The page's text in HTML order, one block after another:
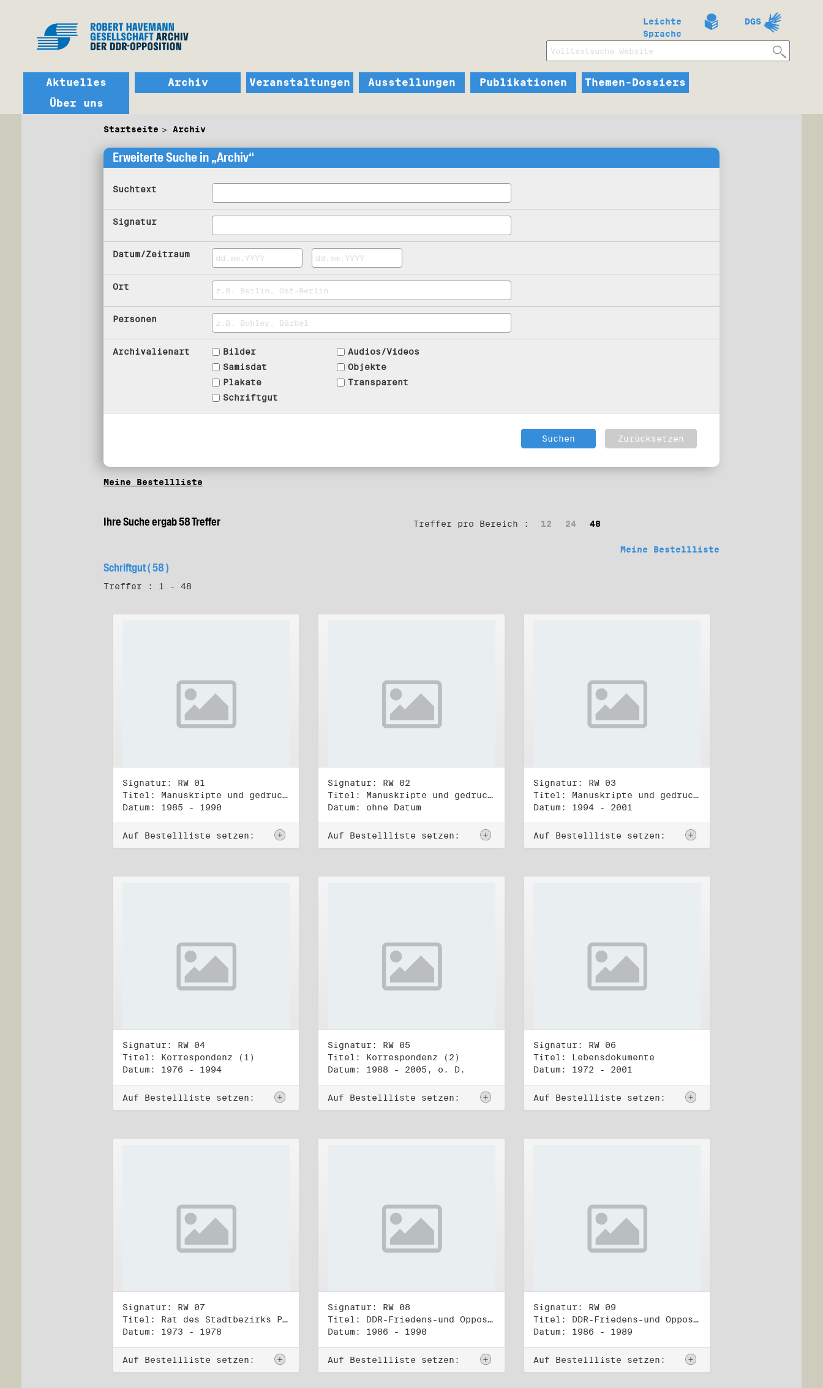
Leichte
Sprache
DGS
Aktuelles Archiv Veranstaltungen Ausstellungen Publikationen
Themen-Dossiers
Über uns
Startseite Archiv
Erweiterte Suche in „Archiv“
Suchtext
Signatur
Datum/Zeitraum
Ort
Personen
Archivalienart
Bilder
Samisdat
Plakate
Schriftgut
Audios/Videos
Objekte
Transparent
Meine Bestellliste
Ihre Suche ergab 58 Treffer Treffer pro Bereich : 12 24 48
Meine Bestellliste
Schriftgut ( 58 )
Treffer : 1 - 48
Signatur: RW 01
Titel: Manuskripte und gedruckte Belege (1)
Datum: 1985 - 1990
Auf Bestellliste setzen:
Signatur: RW 02
Titel: Manuskripte und gedruckte Belege (2)
Datum: ohne Datum
Auf Bestellliste setzen:
Signatur: RW 03
Titel: Manuskripte und gedruckte Belege (3)
Datum: 1994 - 2001
Auf Bestellliste setzen:
Signatur: RW 04
Titel: Korrespondenz (1)
Datum: 1976 - 1994
Auf Bestellliste setzen:
Signatur: RW 05
Titel: Korrespondenz (2)
Datum: 1988 - 2005, o. D.
Auf Bestellliste setzen:
Signatur: RW 06
Titel: Lebensdokumente
Datum: 1972 - 2001
Auf Bestellliste setzen:
Signatur: RW 07
Titel: Rat des Stadtbezirks Prenzlauer Berg in Berlin
Datum: 1973 - 1978
Auf Bestellliste setzen:
Signatur: RW 08
Titel: DDR-Friedens-und Oppositionsbewegung (1)
Datum: 1986 - 1990
Auf Bestellliste setzen:
Signatur: RW 09
Titel: DDR-Friedens-und Oppositionsbewegung (2)
Datum: 1986 - 1989
Auf Bestellliste setzen: